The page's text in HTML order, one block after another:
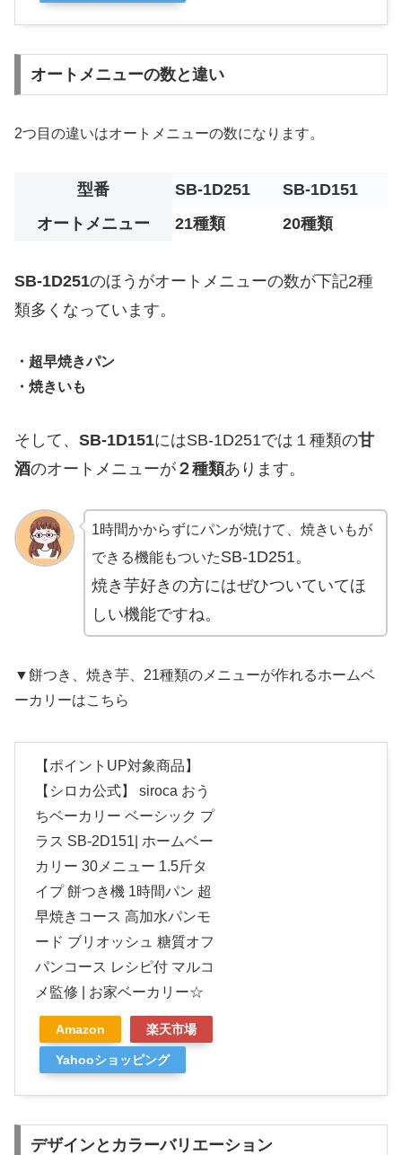
オートメニューの数と違い
2つ目の違いはオートメニューの数になります。
型番 SB-1D251
SB-1D151
オートメニュー
21種類 20種類
SB-1D251のほうがオートメニューの数が下記2種
類多くなっています。
・超早焼きパン
・焼きいも
そして、 SB-1D151にはSB-1D251では１種類の甘
酒のオートメニューが ２種類あります。
1時間かからずにパンが焼けて、焼きいもが
できる機能もついたSB-1D251。
焼き芋好きの方にはぜひついていてほ
しい機能ですね。
▼餅つき、焼き芋、21種類のメニューが作れるホームベ
ーカリーはこちら
【ポイントUP対象商品】
【シロカ公式】 siroca おう
ちベーカリー ベーシック プ
ラス SB-2D151| ホームベー
カリー 30メニュー 1.5斤タ
イプ 餅つき機 1時間パン 超
早焼きコース 高加水パンモ
ード ブリオッシュ 糖質オフ
パンコース レシピ付 マルコ
メ監修 | お家ベーカリー☆
Amazon 楽天市場
Yahooショッピング
デザインとカラーバリエーション